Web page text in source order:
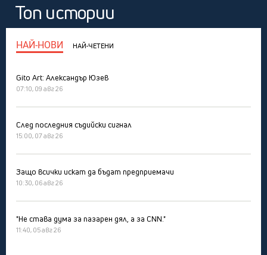
Топ истории
НАЙ-НОВИ НАЙ-ЧЕТЕНИ
Gito Art: Александър Юзев
07:10, 09 авг 26
След последния съдийски сигнал
15:00, 07 авг 26
Защо всички искат да бъдат предприемачи
10:30, 06 авг 26
"Не става дума за пазарен дял, а за CNN."
11:40, 05 авг 26